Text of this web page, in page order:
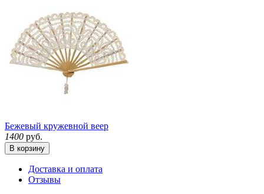
Бежевый кружевной веер
1400 руб.
В корзину
Доставка и оплата
Отзывы